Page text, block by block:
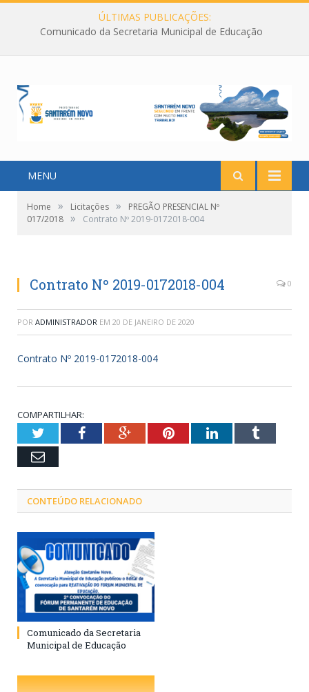
ÚLTIMAS PUBLICAÇÕES:
Comunicado da Secretaria Municipal de Educação
MENU
Home » Licitações »
PREGÃO PRESENCIAL Nº
017/2018 » Contrato Nº 2019-0172018-004
Contrato Nº 2019-0172018-004 0
POR ADMINISTRADOR EM 20 DE JANEIRO DE 2020
Contrato Nº 2019-0172018-004
COMPARTILHAR:
TwitterFacebookGoogle+PinterestLinkedInTumblr
Email
CONTEÚDO RELACIONADO
Comunicado da Secretaria
Municipal de Educação